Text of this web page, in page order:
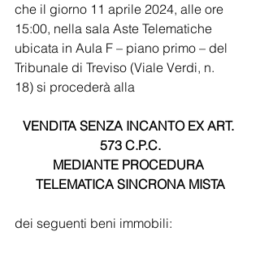
che il giorno 11 aprile 2024, alle ore
15:00, nella sala Aste Telematiche
ubicata in Aula F – piano primo – del
Tribunale di Treviso (Viale Verdi, n.
18) si procederà alla
VENDITA SENZA INCANTO EX ART.
573 C.P.C.
MEDIANTE PROCEDURA
TELEMATICA SINCRONA MISTA
dei seguenti beni immobili: